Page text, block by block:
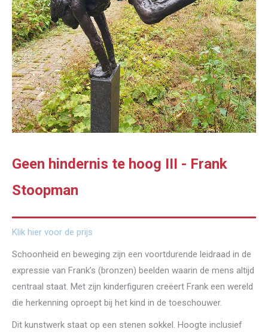
Geen hindernis te hoog III - Frank
Stoopman
Klik hier voor de prijs
Schoonheid en beweging zijn een voortdurende leidraad in de
expressie van Frank’s (bronzen) beelden waarin de mens altijd
centraal staat. Met zijn kinderfiguren creëert Frank een wereld
die herkenning oproept bij het kind in de toeschouwer.
Dit kunstwerk staat op een stenen sokkel. Hoogte inclusief